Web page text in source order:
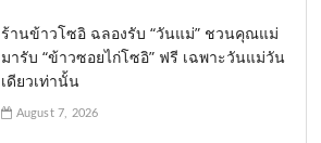
ร้านข้าวโซอิ ฉลองรับ “วันแม่” ชวนคุณแม่
มารับ “ข้าวซอยไก่โซอิ” ฟรี เฉพาะวันแม่วัน
เดียวเท่านั้น
August 7, 2026